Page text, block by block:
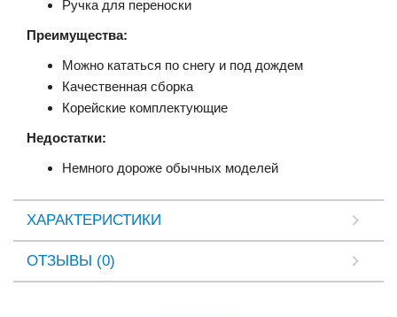
Ручка для переноски
Преимущества:
Можно кататься по снегу и под дождем
Качественная сборка
Корейские комплектующие
Недостатки:
Немного дороже обычных моделей
ХАРАКТЕРИСТИКИ
ОТЗЫВЫ (0)